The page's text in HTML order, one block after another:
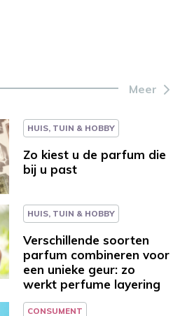
Meer
HUIS, TUIN & HOBBY
Zo kiest u de parfum die
bij u past
HUIS, TUIN & HOBBY
Verschillende soorten
parfum combineren voor
een unieke geur: zo
werkt perfume layering
CONSUMENT